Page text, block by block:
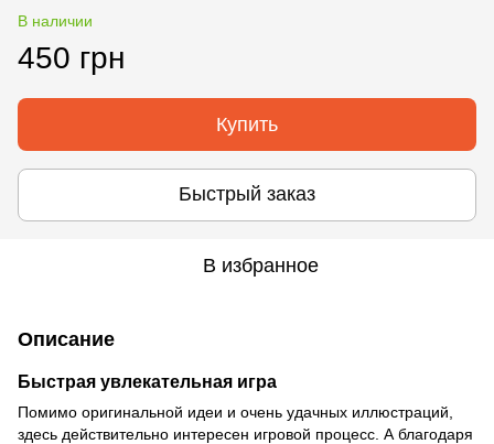
В наличии
450 грн
Купить
Быстрый заказ
В избранное
Описание
Быстрая увлекательная игра
Помимо оригинальной идеи и очень удачных иллюстраций,
здесь действительно интересен игровой процесс. А благодаря